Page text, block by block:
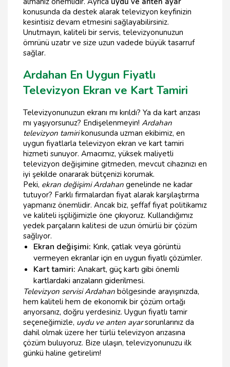
konusunda da destek alarak televizyon keyfinizin
kesintisiz devam etmesini sağlayabilirsiniz.
Unutmayın, kaliteli bir servis, televizyonunuzun
ömrünü uzatır ve size uzun vadede büyük tasarruf
sağlar.
Ardahan En Uygun Fiyatlı
Televizyon Ekran ve Kart Tamiri
Televizyonunuzun ekranı mı kırıldı? Ya da kart arızası
mı yaşıyorsunuz? Endişelenmeyin! Ardahan
televizyon tamirikonusunda uzman ekibimiz, en
uygun fiyatlarla televizyon ekran ve kart tamiri
hizmeti sunuyor. Amacımız, yüksek maliyetli
televizyon değişimine gitmeden, mevcut cihazınızı en
iyi şekilde onararak bütçenizi korumak.
Peki, ekran değişimi Ardahan genelinde ne kadar
tutuyor? Farklı firmalardan fiyat alarak karşılaştırma
yapmanız önemlidir. Ancak biz, şeffaf fiyat politikamız
ve kaliteli işçiliğimizle öne çıkıyoruz. Kullandığımız
yedek parçaların kalitesi de uzun ömürlü bir çözüm
sağlıyor.
Ekran değişimi: Kırık, çatlak veya görüntü
vermeyen ekranlar için en uygun fiyatlı çözümler.
Kart tamiri: Anakart, güç kartı gibi önemli
kartlardaki arızaların giderilmesi.
Televizyon servisi Ardahan bölgesinde arayışınızda,
hem kaliteli hem de ekonomik bir çözüm ortağı
arıyorsanız, doğru yerdesiniz. Uygun fiyatlı tamir
seçeneğimizle, uydu ve anten ayarsorunlarınız da
dahil olmak üzere her türlü televizyon arızasına
çözüm buluyoruz. Bize ulaşın, televizyonunuzu ilk
günkü haline getirelim!